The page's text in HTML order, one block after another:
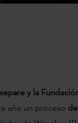
y la
año un proceso